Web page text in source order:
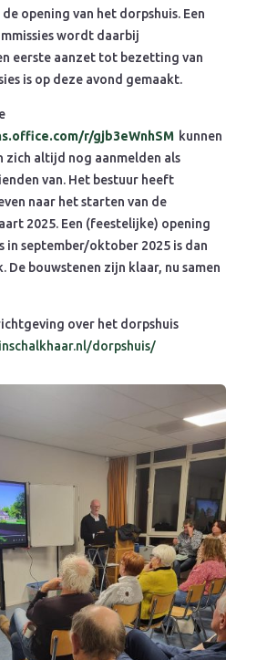
opening van het dorpshuis. Een
wordt daarbij
eerste aanzet tot bezetting van
is op deze avond gemaakt.
r/gjb3eWnhSM kunnen
zich altijd nog aanmelden als
van. Het bestuur heeft
naar het starten van de
2025. Een (feestelijke) opening
in september/oktober 2025 is dan
De bouwstenen zijn klaar, nu samen
over het dorpshuis
dorpshuis/